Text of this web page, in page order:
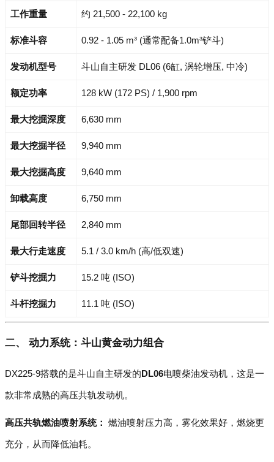
工作重量 约 21,500 - 22,100 kg
标准斗容 0.92 - 1.05 m³ (通常配备1.0m³铲斗)
发动机型号 斗山自主研发 DL06 (6缸, 涡轮增压, 中冷)
额定功率 128 kW (172 PS) / 1,900 rpm
最大挖掘深度 6,630 mm
最大挖掘半径 9,940 mm
最大挖掘高度 9,640 mm
卸载高度 6,750 mm
尾部回转半径 2,840 mm
最大行走速度 5.1 / 3.0 km/h (高/低双速)
铲斗挖掘力 15.2 吨 (ISO)
斗杆挖掘力 11.1 吨 (ISO)
二、 动力系统：斗山黄金动力组合
DX225-9搭载的是斗山自主研发的DL06电喷柴油发动机，这是一
款非常成熟的高压共轨发动机。
高压共轨燃油喷射系统： 燃油喷射压力高，雾化效果好，燃烧更
充分，从而降低油耗。